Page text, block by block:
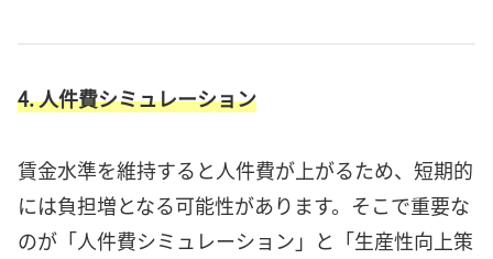
4. 人件費シミュレーション
賃金水準を維持すると人件費が上がるため、短期的
には負担増となる可能性があります。そこで重要な
のが「人件費シミュレーション」と「生産性向上策